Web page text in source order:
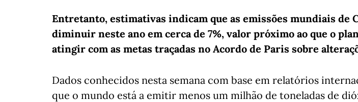
Entretanto, estimativas indicam que as emissões mundiais de
diminuir neste ano em cerca de 7%, valor próximo ao que o
atingir com as metas traçadas no Acordo de Paris sobre
Dados conhecidos nesta semana com base em relatórios
que o mundo está a emitir menos um milhão de toneladas de